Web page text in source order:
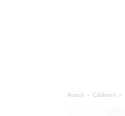
Acasă Călătorii